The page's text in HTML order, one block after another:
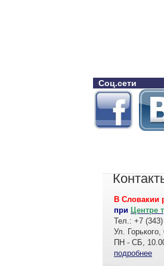
Соц.сети
В Словакии
при Центре
Тел.: +7
Ул.
ПН - СБ,
подробнее